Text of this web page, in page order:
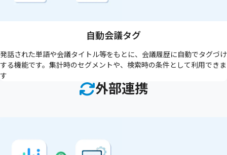
自動会議タグ
発話された単語や会議タイトル等をもとに、会議履歴に自動でタグづけ
する機能です。集計時のセグメントや、検索時の条件として利用できま
す
外部連携